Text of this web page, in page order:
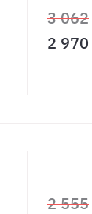
3 062
2 970
2 555